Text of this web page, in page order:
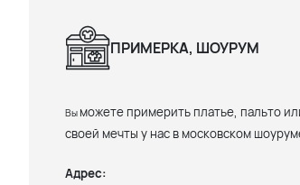
ПРИМЕРКА, ШОУРУМ
Вы можете примерить платье, пальто
своей мечты у нас в московском
Адрес: